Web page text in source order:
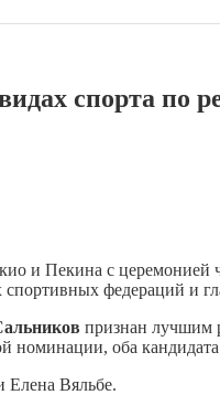
спорта по
и Пекина с церемонией
федераций и
признан лучшим
оба кандидата
Елена Вяльбе.